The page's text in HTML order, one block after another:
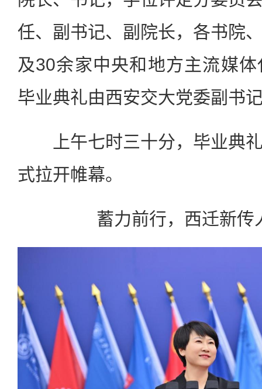
任、副书记、副院长，各书院
及30余家中央和地方主流媒
毕业典礼由西安交大党委副书
上午七时三十分，毕业典礼
式拉开帷幕。
蓄力前行，西迁新传